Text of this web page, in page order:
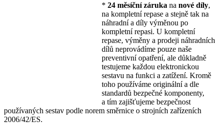
* 24 měsíční záruka na nové díly,
na kompletní repase a stejně tak na
náhradní a díly výměnou po
kompletní repasi. U kompletní
repase, výměny a prodeji náhradních
dílů neprovádíme pouze naše
preventivní opatření, ale důkladně
testujeme každou elektronickou
sestavu na funkci a zatížení. Kromě
toho používáme originální a dle
standardů bezpečné komponenty,
a tím zajišťujeme bezpečnost
používaných sestav podle norem směrnice o strojních zařízeních
2006/42/ES.